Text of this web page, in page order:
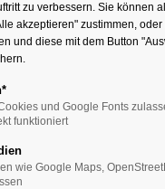
für
zu verbessern. Sie können
akzeptieren" zustimmen,
und diese mit dem Button
und Google Fonts
funktioniert
wie Google Maps,